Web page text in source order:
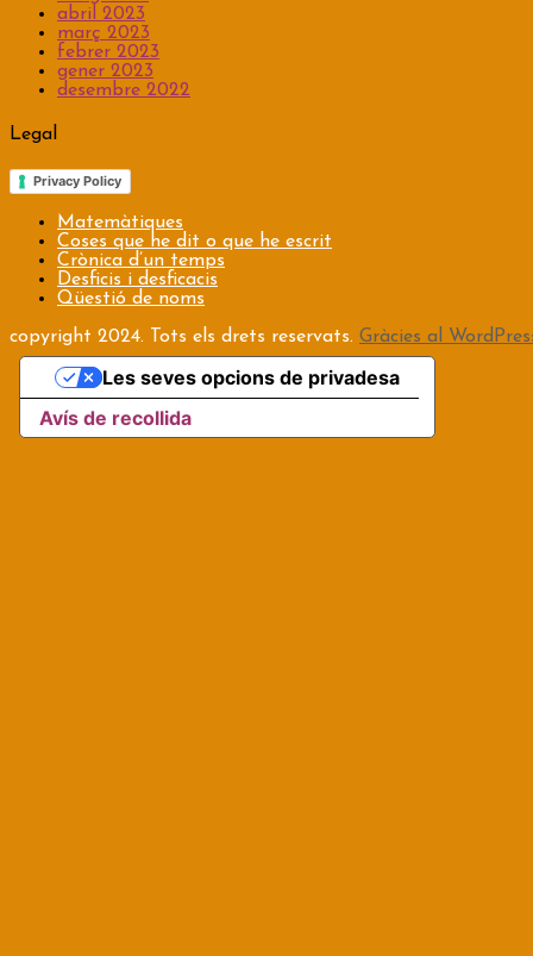
abril 2023
març 2023
febrer 2023
gener 2023
desembre 2022
Legal
Privacy Policy
Matemàtiques
Coses que he dit o que he escrit
Crònica d’un temps
Desficis i desficacis
Qüestió de noms
copyright 2024. Tots els drets reservats. Gràcies al
Avís de recollida
Les seves opcions de privadesa